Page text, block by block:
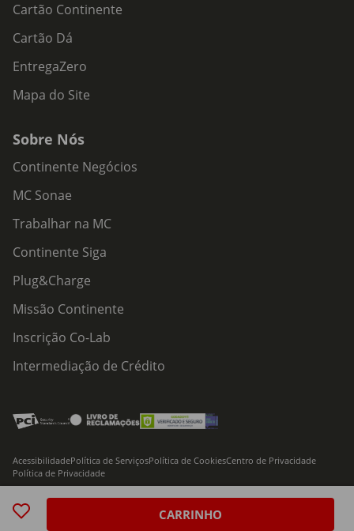
CARRINHO
Cartão Continente
Cartão Dá
EntregaZero
Mapa do Site
Sobre Nós
Continente Negócios
MC Sonae
Trabalhar na MC
Continente Siga
Plug&Charge
Missão Continente
Inscrição Co-Lab
Intermediação de Crédito
© 2026 Modelo Continente Hipermercados, S.A. Todos os direitos reservados
AcessibilidadePolítica de ServiçosPolítica de CookiesCentro de Privacidade
Política de Privacidade